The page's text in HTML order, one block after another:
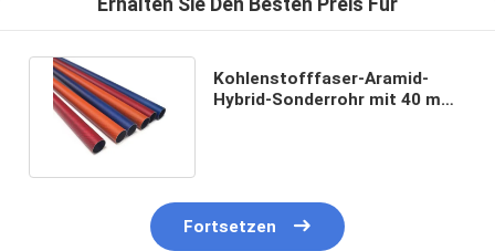
Erhalten Sie Den Besten Preis Für
Kohlenstofffaser-Aramid-
Hybrid-Sonderrohr mit 40 mm
Fortsetzen